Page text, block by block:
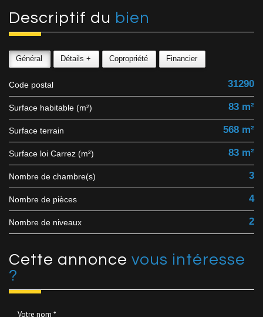
descriptif du bien
Général Détails + Copropriété Financier
Code postal 31290
Surface habitable (m²) 83 m²
surface terrain 568 m²
Surface loi Carrez (m²) 83 m²
Nombre de chambre(s) 3
Nombre de pièces 4
Nombre de niveaux 2
cette annonce vous intéresse
?
Votre nom *